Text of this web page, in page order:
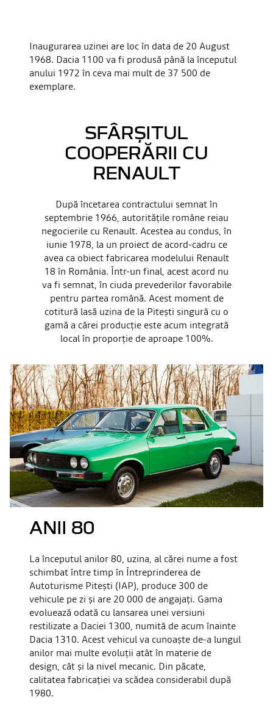
Inaugurarea uzinei are loc în data de 20 August
1968. Dacia 1100 va fi produsă până la începutul
anului 1972 în ceva mai mult de 37 500 de
exemplare.
SFÂRȘITUL
COOPERĂRII CU
RENAULT
După încetarea contractului semnat în
septembrie 1966, autoritățile române reiau
negocierile cu Renault. Acestea au condus, în
iunie 1978, la un proiect de acord-cadru ce
avea ca obiect fabricarea modelului Renault
18 în România. Într-un final, acest acord nu
va fi semnat, în ciuda prevederilor favorabile
pentru partea română. Acest moment de
cotitură lasă uzina de la Pitești singură cu o
gamă a cărei producție este acum integrată
local în proporție de aproape 100%.
ANII 80
La începutul anilor 80, uzina, al cărei nume a fost
schimbat între timp în Întreprinderea de
Autoturisme Pitești (IAP), produce 300 de
vehicule pe zi și are 20 000 de angajați. Gama
evoluează odată cu lansarea unei versiuni
restilizate a Daciei 1300, numită de acum înainte
Dacia 1310. Acest vehicul va cunoaște de-a lungul
anilor mai multe evoluții atât în materie de
design, cât și la nivel mecanic. Din păcate,
calitatea fabricației va scădea considerabil după
1980.